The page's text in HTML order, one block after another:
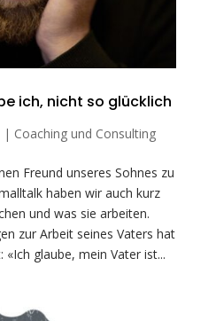
ich, nicht so glücklich
| Coaching und Consulting
Freund unseres Sohnes zu
haben wir auch kurz
und was sie arbeiten.
zur Arbeit seines Vaters hat
glaube, mein Vater ist...